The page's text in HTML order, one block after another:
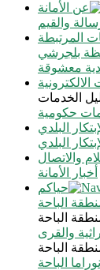
عن الأمانة
والقيم
المرتبطة
بلجرشي
معشوقة
الالكترونية
الخدمات
حكومية
البلدي
البلدي
والاتصال
أخبار الأمانة
حياكم
الباحة
الباحة
والقرى
الباحة
الباحة